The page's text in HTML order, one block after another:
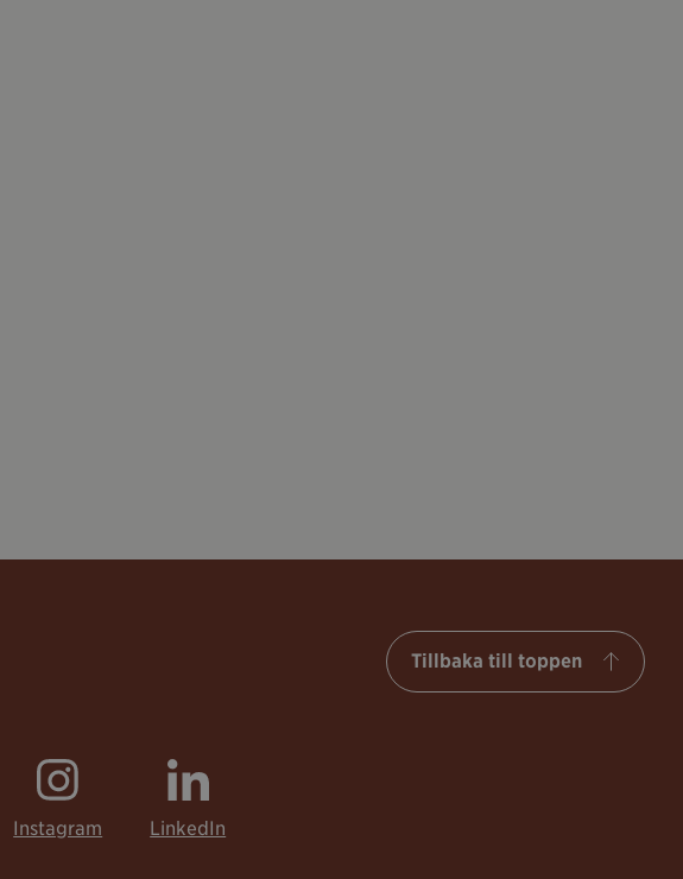
Tillbaka till toppen
Instagram LinkedIn